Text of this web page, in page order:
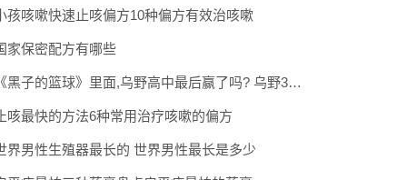
孩咳嗽快速止咳偏方10种偏方有效治咳嗽
家保密配方有哪些
《黑子的篮球》里面,乌野高中最后赢了吗? 乌野3年拿到全国冠军了吗
咳最快的方法6种常用治疗咳嗽的偏方
界男性生殖器最长的 世界男性最长是多少